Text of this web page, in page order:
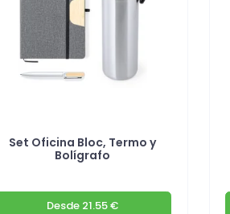
Set Oficina Bloc, Termo y
Bolígrafo
Desde 21.55 €